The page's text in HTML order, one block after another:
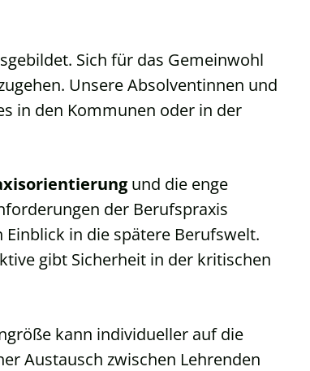
Sich für das Gemeinwohl
Unsere Absolventinnen und
in den Kommunen oder in der
und die enge
der Berufspraxis
in die spätere Berufswelt.
gibt Sicherheit in der kritischen
kann individueller auf die
Austausch zwischen Lehrenden